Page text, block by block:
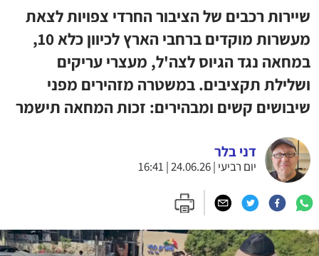
שיירות רכבים של הציבור החרדי צפויות לצאת
מעשרות מוקדים ברחבי הארץ לכיוון כלא 10,
במחאה נגד הגיוס לצה'ל, מעצרי עריקים
ושלילת תקציבים. במשטרה מזהירים מפני
שיבושים קשים ומבהירים: זכות המחאה תישמר
דני בלר
יום רביעי | 24.06.26 | 16:41